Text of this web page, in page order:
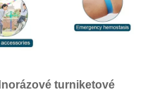
turniketové